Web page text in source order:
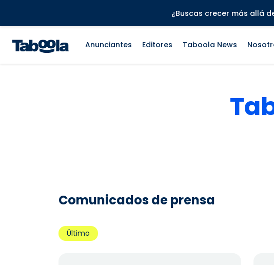
¿Buscas crecer más allá
Anunciantes Editores Taboola News
Comunicados de prensa
Último